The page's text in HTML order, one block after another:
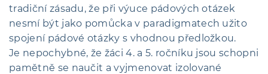
tradiční zásadu, že při výuce pádových otázek
nesmí být jako pomůcka v paradigmatech užito
spojení pádové otázky s vhodnou předložkou.
Je nepochybné, že žáci 4. a 5. ročníku jsou schopni
pamětně se naučit a vyjmenovat izolované